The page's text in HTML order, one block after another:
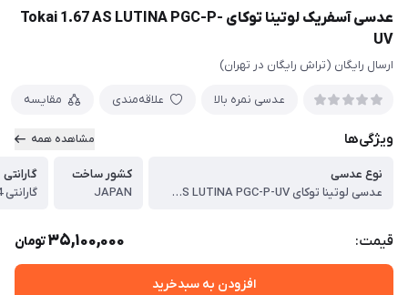
عدسی آسفریک لوتینا توکای Tokai 1.67 AS LUTINA PGC-P-
UV
ارسال رایگان (تراش رایگان در تهران)
عدسی نمره بالا علاقه‌مندی مقایسه
ویژگی‌ها مشاهده همه
نوع عدسی
عدسی لوتینا توکای Tokai 1.6 AS LUTINA PGC-P-UV
کشور ساخت
JAPAN
گارانتی
گارانتی 24 ماهه پوشش توکای
قیمت: 35,100,000تومان
افزودن به سبدخرید